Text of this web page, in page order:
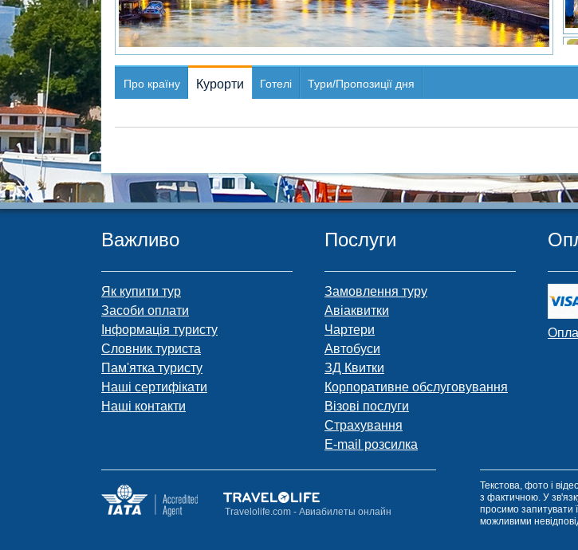
Про країну Курорти Готелі Тури/Пропозиції дня
Важливо
Як купити тур
Засоби оплати
Інформація туристу
Словник туриста
Пам'ятка туристу
Наші сертифікати
Наші контакти
Послуги
Замовлення туру
Авіаквитки
Чартери
Автобуси
ЗД Квитки
Корпоративне обслуговування
Візові послуги
Страхування
E-mail розсилка
Travelolife.com - Авиабилеты онлайн
Текстова, фото і
з фактичною. У
просимо запитувати
можливими